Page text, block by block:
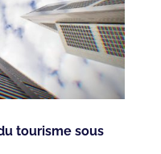
tourisme sous